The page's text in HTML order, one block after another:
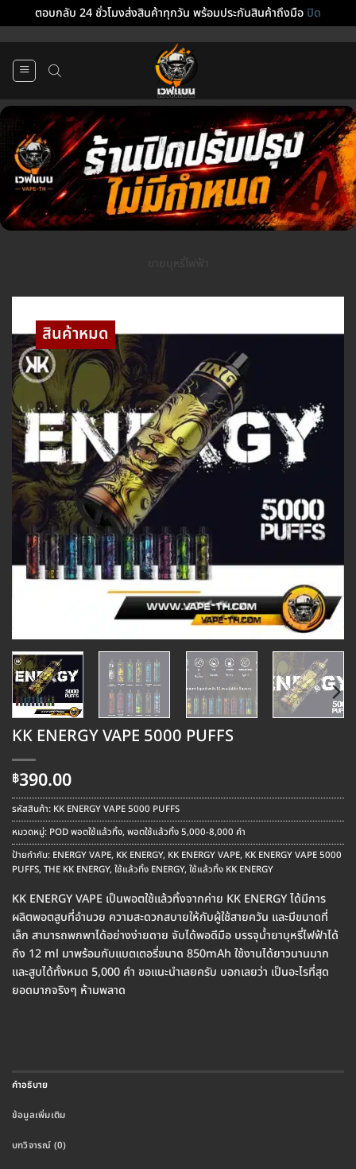
ตอบกลับ 24 ชั่วโมงส่งสินค้าทุกวัน พร้อมประกันสินค้าถึงมือปิด
KK ENERGY VAPE 5000 PUFFS
฿390.00
รหัสสินค้า: KK ENERGY VAPE 5000 PUFFS
หมวดหมู่: POD พอตใช้แล้วทิ้ง, พอตใช้แล้วทิ้ง 5,000-8,000 คำ
ป้ายกำกับ: ENERGY VAPE, KK ENERGY, KK ENERGY VAPE, KK ENERGY VAPE 5000
PUFFS, THE KK ENERGY, ใช้แล้วทิ้ง ENERGY, ใช้แล้วทิ้ง KK ENERGY
KK ENERGY VAPE เป็นพอตใช้แล้วทิ้งจากค่าย KK ENERGY ได้มีการ
ผลิตพอตสูบที่อำนวย ความสะดวกสบายให้กับผู้ใช้สายควัน และมีขนาดที่
เล็ก สามารถพกพาได้อย่างง่ายดาย จับได้พอดีมือ บรรจุน้ำยาบุหรี่ไฟฟ้าได้
ถึง 12 ml มาพร้อมกับแบตเตอรี่ขนาด 850mAh ใช้งานได้ยาวนานมาก
และสูบได้ทั้งหมด 5,000 คำ ขอแนะนำเลยครับ บอกเลยว่า เป็นอะไรที่สุด
ยอดมากจริงๆ ห้ามพลาด
คำอธิบาย
ข้อมูลเพิ่มเติม
บทวิจารณ์ (0)